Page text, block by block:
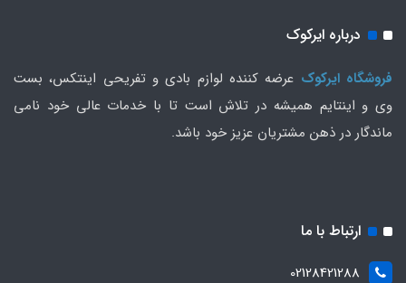
درباره ایرکوک
فروشگاه ایرکوک عرضه کننده لوازم بادی و تفریحی اینتکس، بست
وی و اینتایم همیشه در تلاش است تا با خدمات عالی خود نامی
ماندگار در ذهن مشتریان عزیز خود باشد.
ارتباط با ما
02128421288